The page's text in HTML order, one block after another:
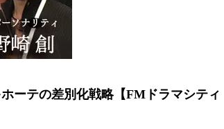
テの差別化戦略【FMドラマシティ